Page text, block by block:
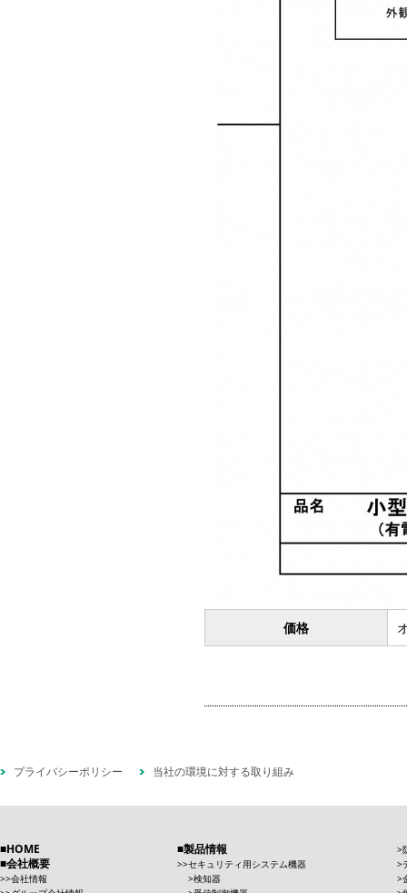
価格
プライバシーポリシー 当社の環境に対する取り組み
HOME
会社概要
会社情報
製品情報
セキュリティ用システム機器
検知器